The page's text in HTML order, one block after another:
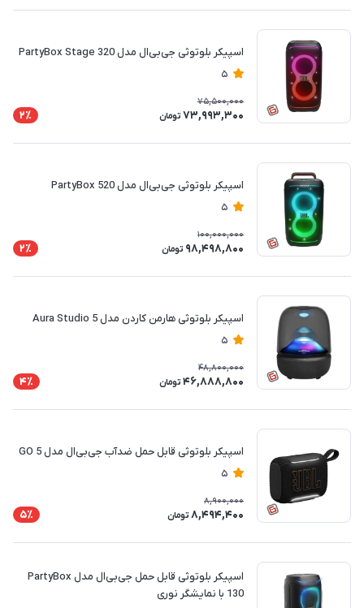
اسپیکر بلوتوثی جی‌بی‌ال مدل PartyBox Stage 320
5
75,500,000
73,993,300 تومان 2٪
اسپیکر بلوتوثی جی‌بی‌ال مدل PartyBox 520
5
100,000,000
98,498,800 تومان 2٪
اسپیکر بلوتوثی هارمن کاردن مدل Aura Studio 5
5
48,800,000
46,888,800 تومان 4٪
اسپیکر بلوتوثی قابل حمل ضدآب جی‌بی‌ال مدل GO 5
5
8,900,000
8,494,400 تومان 5٪
اسپیکر بلوتوثی قابل حمل جی‌بی‌ال مدل PartyBox
130 با نمایشگر نوری